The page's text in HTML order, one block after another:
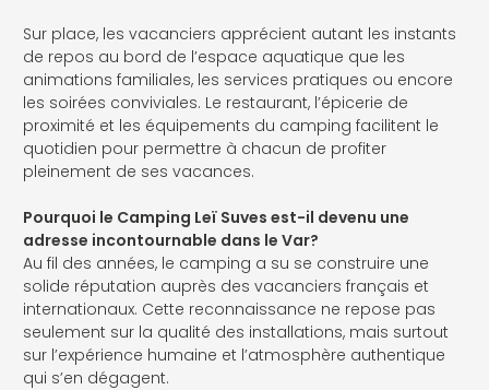
Sur place, les vacanciers apprécient autant les instants
de repos au bord de l’espace aquatique que les
animations familiales, les services pratiques ou encore
les soirées conviviales. Le restaurant, l’épicerie de
proximité et les équipements du camping facilitent le
quotidien pour permettre à chacun de profiter
pleinement de ses vacances.
Pourquoi le Camping Leï Suves est-il devenu une
adresse incontournable dans le Var?
Au fil des années, le camping a su se construire une
solide réputation auprès des vacanciers français et
internationaux. Cette reconnaissance ne repose pas
seulement sur la qualité des installations, mais surtout
sur l’expérience humaine et l’atmosphère authentique
qui s’en dégagent.